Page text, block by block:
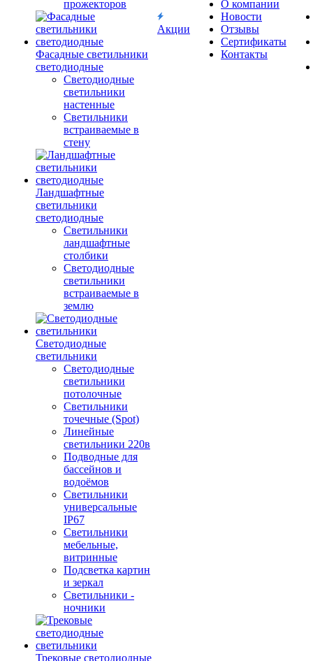
прожекторов
Фасадные светильники
светодиодные
Светодиодные
светильники
настенные
Светильники
встраиваемые в
стену
Ландшафтные
светильники
светодиодные
Светильники
ландшафтные
столбики
Светодиодные
светильники
встраиваемые в
землю
Светодиодные
светильники
Светодиодные
светильники
потолочные
Светильники
точечные (Spot)
Линейные
светильники 220в
Подводные для
бассейнов и
водоёмов
Светильники
универсальные
IP67
Светильники
мебельные,
витринные
Подсветка картин
и зеркал
Светильники -
ночники
Трековые светодиодные
Акции
О компании
Новости
Отзывы
Сертификаты
Контакты